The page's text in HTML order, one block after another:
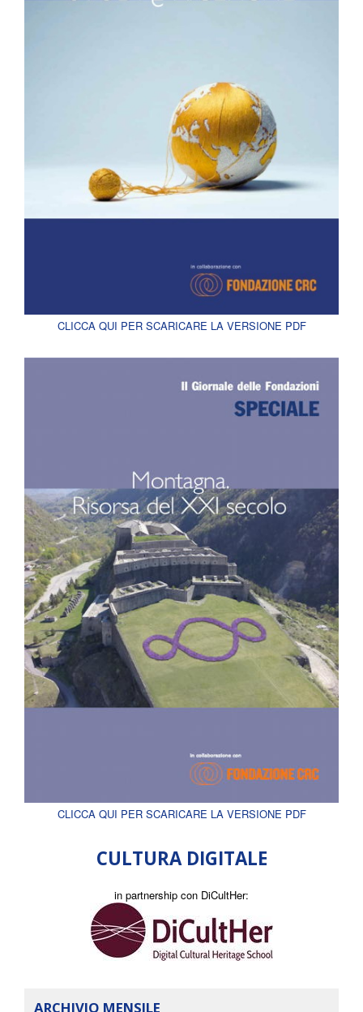
CLICCA QUI PER SCARICARE LA VERSIONE PDF
CLICCA QUI PER SCARICARE LA VERSIONE PDF
CULTURA DIGITALE
in partnership con DiCultHer:
ARCHIVIO MENSILE